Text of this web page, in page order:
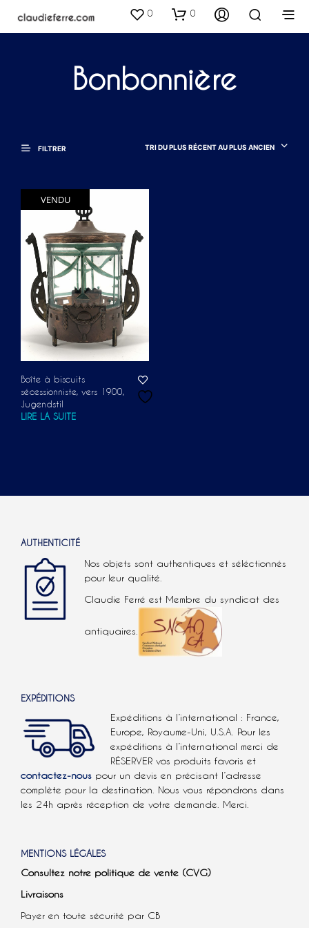
0 0
Bonbonnière
FILTRER TRI DU PLUS RÉCENT AU PLUS ANCIEN
VENDU
Boîte à biscuits
sécessionniste, vers 1900,
Jugendstil
LIRE LA SUITE
AUTHENTICITÉ
Nos objets sont authentiques et séléctionnés
pour leur qualité.
Claudie Ferré est Membre du syndicat des
antiquaires.
EXPÉDITIONS
Expéditions à l’international : France,
Europe, Royaume-Uni, U.S.A. Pour les
expéditions à l’international merci de
RÉSERVER vos produits favoris et
contactez-nous pour un devis en précisant l’adresse
complète pour la destination. Nous vous répondrons dans
les 24h après réception de votre demande. Merci.
MENTIONS LÉGALES
Consultez notre politique de vente (CVG)
Livraisons
Payer en toute sécurité par CB